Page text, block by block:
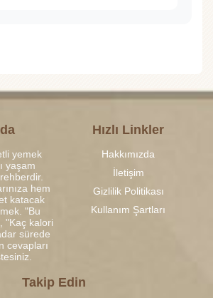
yemek
yaşam
hem
katacak
"Bu
"Kaç kalori
sürede
cevapları
Hızlı Linkler
Hakkımızda
İletişim
Gizlilik Politikası
Kullanım Şartları
Takip Edin